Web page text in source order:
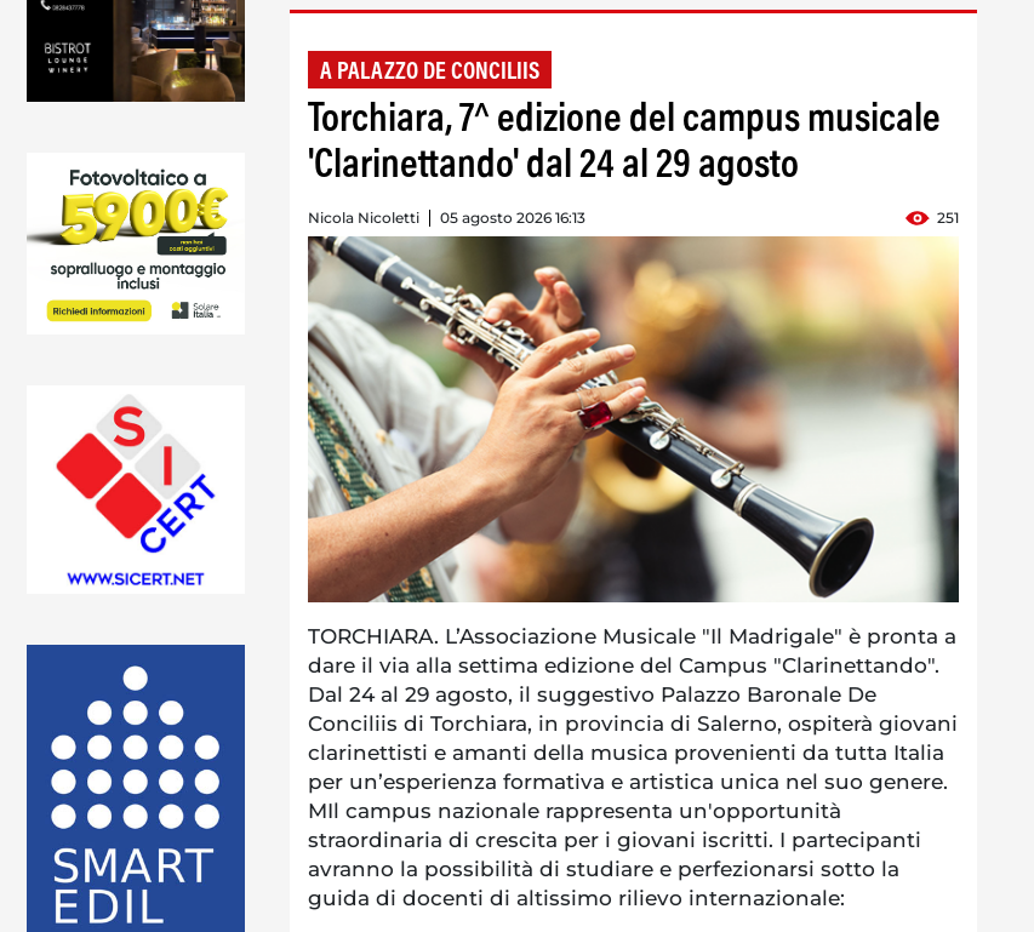
A PALAZZO DE CONCILIIS
Torchiara, 7^ edizione del campus musicale
'Clarinettando' dal 24 al 29 agosto
Nicola Nicoletti 05 agosto 2026 16:13 251
TORCHIARA. L’Associazione Musicale "Il Madrigale" è pronta a
dare il via alla settima edizione del Campus "Clarinettando".
Dal 24 al 29 agosto, il suggestivo Palazzo Baronale De
Conciliis di Torchiara, in provincia di Salerno, ospiterà giovani
clarinettisti e amanti della musica provenienti da tutta Italia
per un’esperienza formativa e artistica unica nel suo genere.
MIl campus nazionale rappresenta un'opportunità
straordinaria di crescita per i giovani iscritti. I partecipanti
avranno la possibilità di studiare e perfezionarsi sotto la
guida di docenti di altissimo rilievo internazionale: